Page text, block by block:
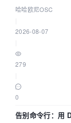
智能 Agent 应用
哈哈欧尼OSC
2026-08-07
279
0
告别命令行：用